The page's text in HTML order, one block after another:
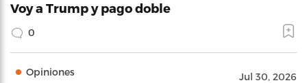
Voy a Trump y pago doble
0
Opiniones Jul 30, 2026